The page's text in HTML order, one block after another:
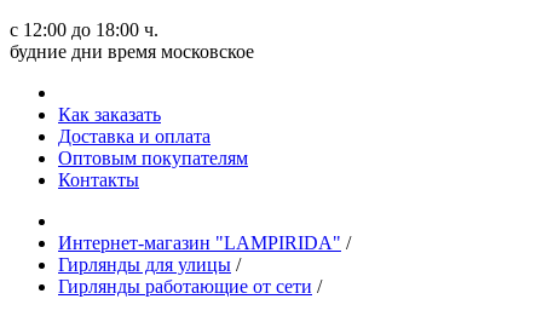
с 12:00 до 18:00 ч.
будние дни время московское
Как заказать
Доставка и оплата
Оптовым покупателям
Контакты
Интернет-магазин "LAMPIRIDA" /
Гирлянды для улицы /
Гирлянды работающие от сети /